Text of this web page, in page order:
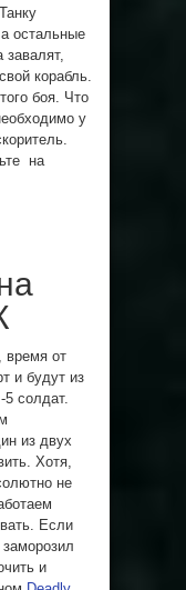
остальные
корабль.
боя. Что
у
на
время от
и будут из
солдат.
из двух
Хотя,
не
Если
и